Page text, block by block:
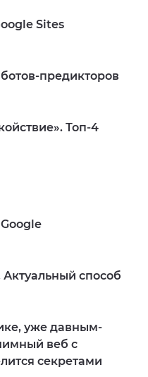
Sites
предикторов
Топ-4
способ
уже давным-
веб с
секретами